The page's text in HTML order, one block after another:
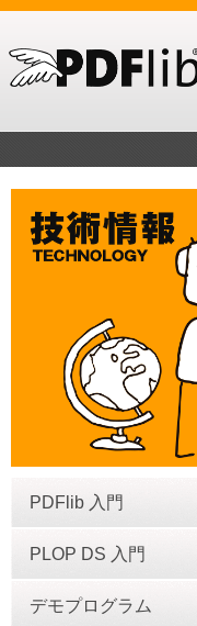
PDFlib 入門
PLOP DS 入門
デモプログラム